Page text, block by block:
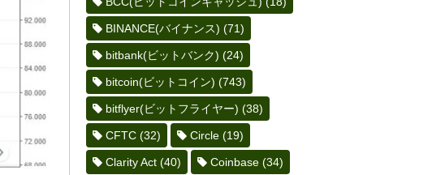
BINANCE(バイナンス) (71)
bitbank(ビットバンク) (24)
bitcoin(ビットコイン) (743)
bitflyer(ビットフライヤー) (38)
CFTC (32) Circle (19)
Clarity Act (40) Coinbase (34)